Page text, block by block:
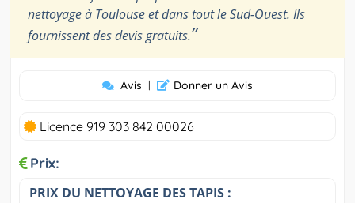
nettoyage à Toulouse et dans tout le Sud-Ouest. Ils
fournissent des devis gratuits.”
Avis | Donner un Avis
Licence 919 303 842 00026
Prix:
PRIX DU NETTOYAGE DES TAPIS :